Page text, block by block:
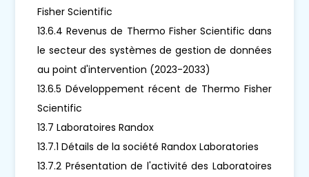
Fisher Scientific
13.6.4 Revenus de Thermo Fisher Scientific dans
le secteur des systèmes de gestion de données
au point d'intervention (2023-2033)
13.6.5 Développement récent de Thermo Fisher
Scientific
13.7 Laboratoires Randox
13.7.1 Détails de la société Randox Laboratories
13.7.2 Présentation de l'activité des Laboratoires